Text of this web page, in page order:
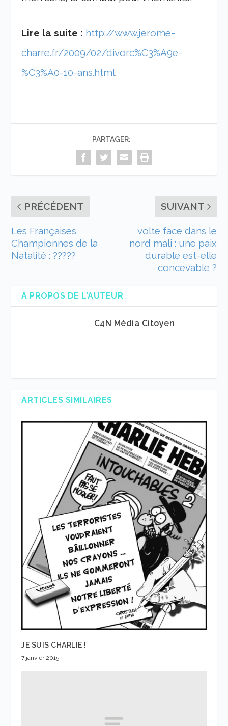
Lire la suite : http://www.jerome-
charre.fr/2009/02/divorc%C3%A9e-
%C3%A0-10-ans.html.
PARTAGER:
PRÉCÉDENT
Les Françaises
Championnes de la
Natalité : ?????
SUIVANT
volte face dans le
nord mali : une paix
durable est-elle
concevable ?
A PROPOS DE L'AUTEUR
C4N Média Citoyen
ARTICLES SIMILAIRES
JE SUIS CHARLIE !
7 janvier 2015